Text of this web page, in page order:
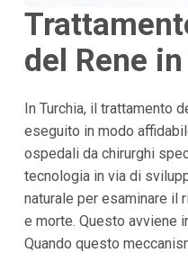
del Rene
In Turchia, il trattamento
eseguito in modo
ospedali da chirurghi
tecnologia in via di
naturale per esaminare il
e morte. Questo avviene
Quando questo